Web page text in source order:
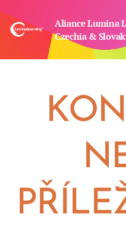
Aliance Lumina
Czechia &